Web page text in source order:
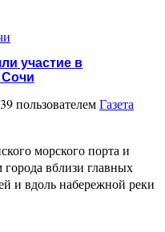
участие в
Сочи
пользователемГазета
морского порта и
вблизи главных
и вдоль набережной реки